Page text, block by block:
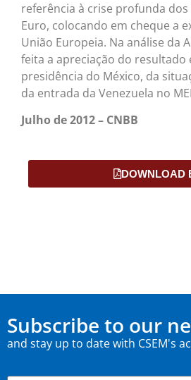
referência à crise profunda dos
Euro, colocando em cheque a
União Europeia. Na análise da
feita a apreciação do resultado
presidência do México, da
da entrada da Venezuela no
Julho de 2012 – CNBB
DOWNLOAD
Subscribe to our
and stay up to date with CSEM's